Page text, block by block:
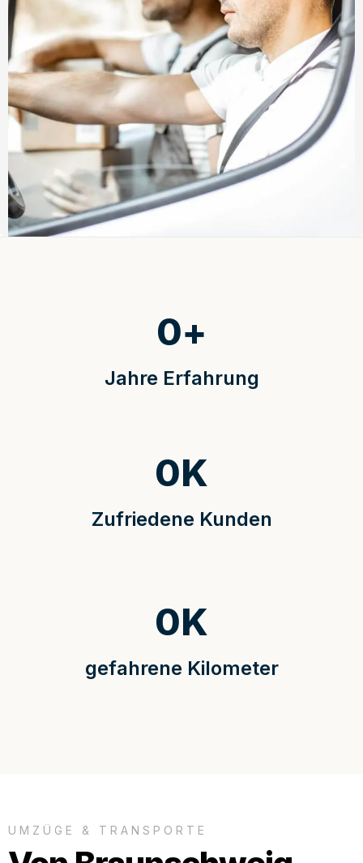
Jahre Erfahrung
0+
Zufriedene Kunden
0K
gefahrene Kilometer
0K
UMZÜGE & TRANSPORTE